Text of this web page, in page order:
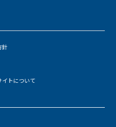
針
トについて